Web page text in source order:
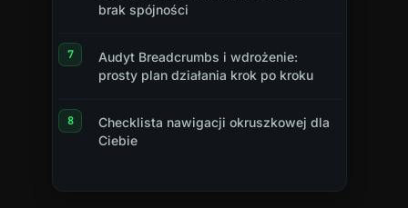
brak spójności
Audyt Breadcrumbs i wdrożenie:
prosty plan działania krok po kroku
Checklista nawigacji okruszkowej dla
Ciebie